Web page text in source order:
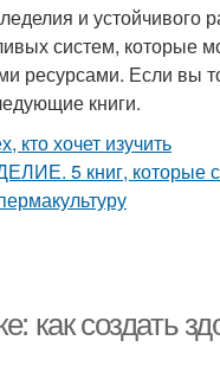
и устойчивого
систем, которые
Если вы
книги.
как создать